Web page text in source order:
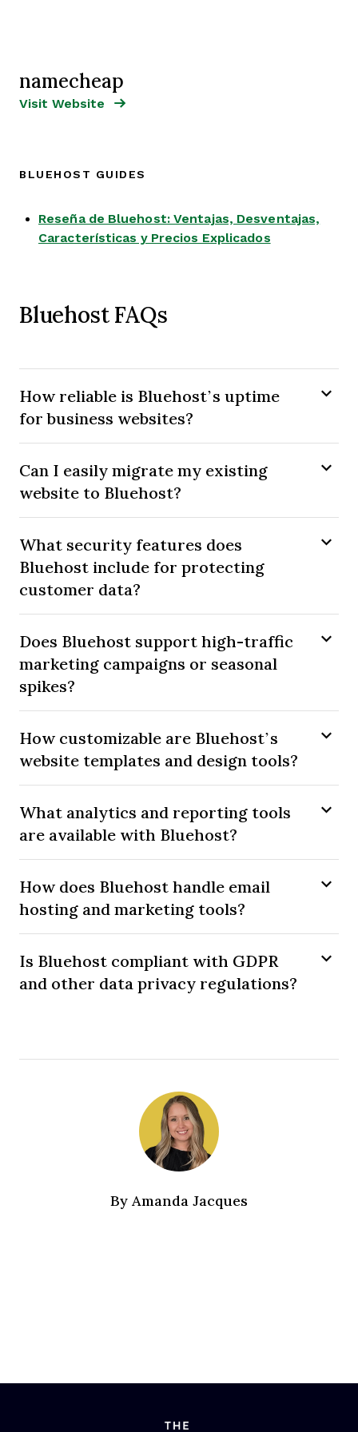
namecheap
Opens new window
Visit Website Opens New Window
BLUEHOST GUIDES
Reseña de Bluehost: Ventajas, Desventajas,
Características y Precios ExplicadosOpens new
Bluehost FAQs
How reliable is Bluehost’s uptime
for business websites?
Can I easily migrate my existing
website to Bluehost?
What security features does
Bluehost include for protecting
customer data?
Does Bluehost support high-traffic
marketing campaigns or seasonal
spikes?
How customizable are Bluehost’s
website templates and design tools?
What analytics and reporting tools
are available with Bluehost?
How does Bluehost handle email
hosting and marketing tools?
Is Bluehost compliant with GDPR
and other data privacy regulations?
By Amanda Jacques